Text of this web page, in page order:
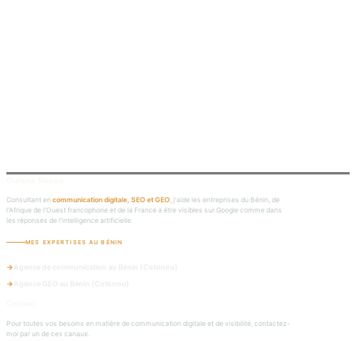
Consultant en communication digitale, SEO et GEO, j'aide les entreprises du Bénin, de
l'Afrique de l'Ouest francophone et de la France à être visibles sur Google comme dans
les réponses de l'intelligence artificielle.
MES EXPERTISES AU BÉNIN
Agence de communication au Bénin (Cotonou)
Agence GEO au Bénin (Cotonou)
Pour toutes vos besoins en matière de communication digitale et de visibilité, contactez-
moi par un de ces canaux.